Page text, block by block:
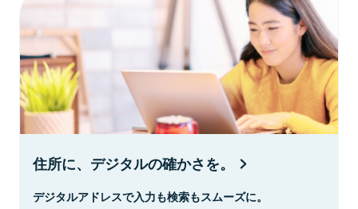
住所に、デジタルの確かさを。
デジタルアドレスで入力も検索もスムーズに。